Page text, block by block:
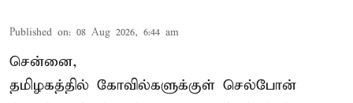
Published on: 08 Aug 2026, 6:44 am
சென்னை,
தமிழகத்தில் கோவில்களுக்குள் செல்போன்